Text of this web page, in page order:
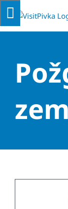
Skip
content